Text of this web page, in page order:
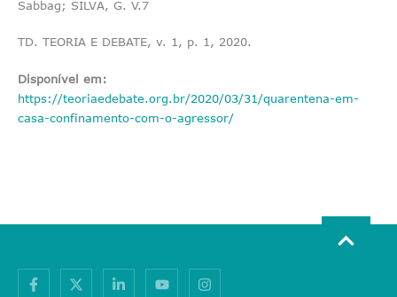
Sabbag; SILVA, G. V.7
TD. TEORIA E DEBATE, v. 1, p. 1, 2020.
Disponível em:
https://teoriaedebate.org.br/2020/03/31/quarentena-em-
casa-confinamento-com-o-agressor/